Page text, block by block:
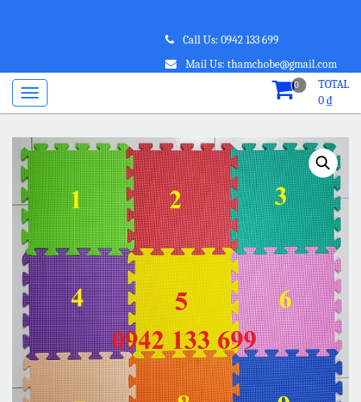
Call Us: 0942 133 699
Mail Us: thamchobe@gmail.com
0
TOTAL
0₫